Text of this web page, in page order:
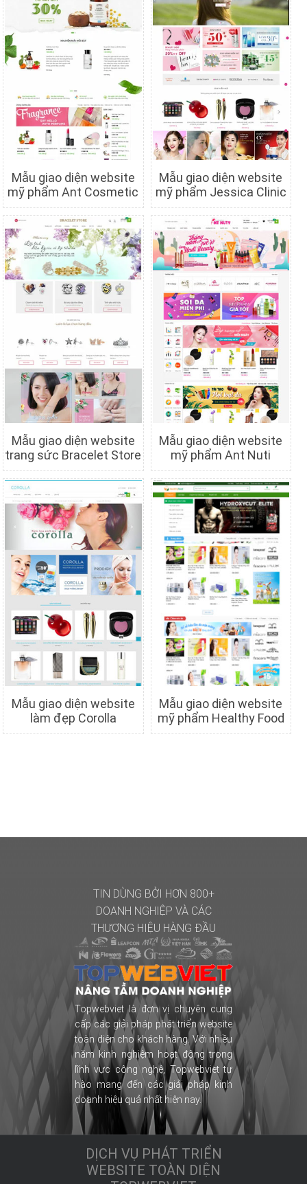
Chi tiết Xem trước
Mẫu giao diện website
mỹ phẩm Ant Cosmetic
Chi tiết Xem trước
Mẫu giao diện website
mỹ phẩm Jessica Clinic
Chi tiết Xem trước
Mẫu giao diện website
trang sức Bracelet Store
Chi tiết Xem trước
Mẫu giao diện website
mỹ phẩm Ant Nuti
Chi tiết Xem trước
Mẫu giao diện website
làm đẹp Corolla
Chi tiết Xem trước
Mẫu giao diện website
mỹ phẩm Healthy Food
TIN DÙNG BỞI HƠN 800+
DOANH NGHIỆP VÀ CÁC
THƯƠNG HIỆU HÀNG ĐẦU
Topwebviet là đơn vị chuyên cung
cấp các giải pháp phát triển website
toàn diện cho khách hàng. Với nhiều
năm kinh nghiệm hoạt động trong
lĩnh vực công nghệ, Topwebviet tự
hào mang đến các giải pháp kinh
doanh hiệu quả nhất hiện nay.
DỊCH VỤ PHÁT TRIỂN
WEBSITE TOÀN DIỆN